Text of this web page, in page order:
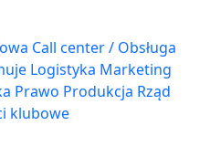
Call center / Obsługa
Logistyka Marketing
Prawo Produkcja Rząd
klubowe